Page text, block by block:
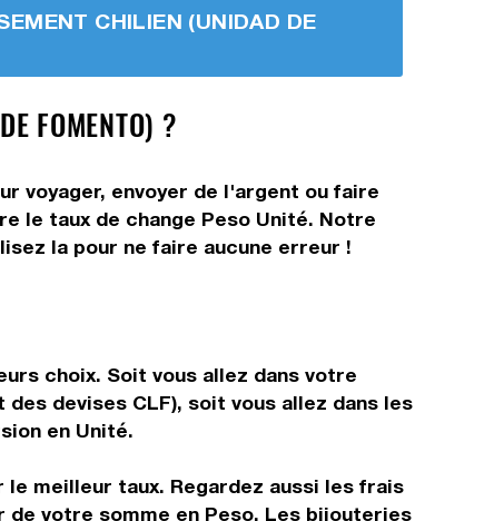
CHILIEN (UNIDAD DE
FOMENTO) ?
voyager, envoyer de l'argent ou faire
le taux de change Peso Unité. Notre
la pour ne faire aucune erreur !
choix. Soit vous allez dans votre
devises CLF), soit vous allez dans les
en Unité.
meilleur taux. Regardez aussi les frais
votre somme en Peso. Les bijouteries